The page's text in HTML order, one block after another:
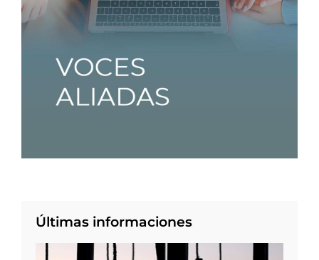
Últimas informaciones